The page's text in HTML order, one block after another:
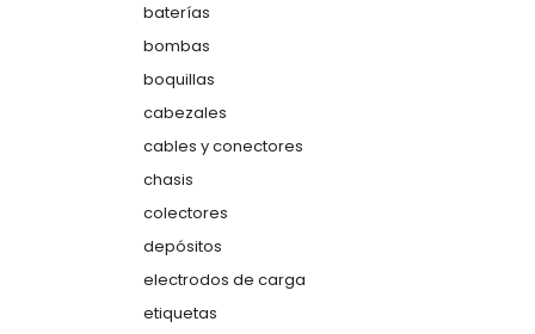
baterías
bombas
boquillas
cabezales
cables y conectores
chasis
colectores
depósitos
electrodos de carga
etiquetas